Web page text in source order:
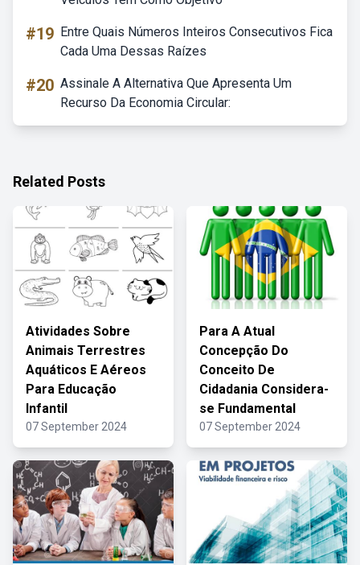
#19 Entre Quais Números Inteiros Consecutivos Fica
Cada Uma Dessas Raízes
#20 Assinale A Alternativa Que Apresenta Um
Recurso Da Economia Circular:
Related Posts
Atividades Sobre
Animais Terrestres
Aquáticos E Aéreos
Para Educação
Infantil
07 September 2024
Para A Atual
Concepção Do
Conceito De
Cidadania Considera-
se Fundamental
07 September 2024